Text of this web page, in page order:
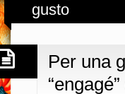
gusto
Per una